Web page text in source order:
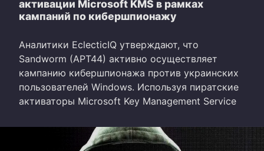
активации Microsoft KMS в рамках
кампаний по кибершпионажу
Аналитики EclecticIQ утверждают, что
Sandworm (APT44) активно осуществляет
кампанию кибершпионажа против украинских
пользователей Windows. Используя пиратские
активаторы Microsoft Key Management Service